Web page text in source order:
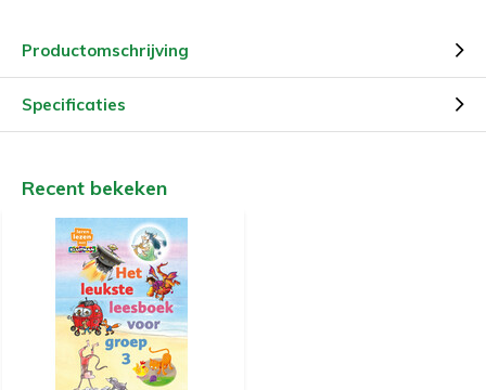
Productomschrijving
Specificaties
Recent bekeken